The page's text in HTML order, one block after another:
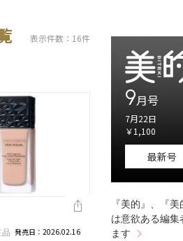
表示件数：16件
品 発売日：2026.02.16
9月号
7月22日
￥1,100
最新号
『美的』、『
は意欲ある編
ます